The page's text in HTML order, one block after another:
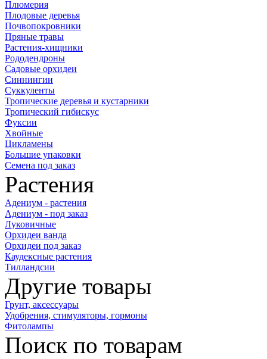
Плюмерия
Плодовые деревья
Почвопокровники
Пряные травы
Растения-хищники
Рододендроны
Садовые орхидеи
Синнингии
Суккуленты
Тропические деревья и кустарники
Тропический гибискус
Фуксии
Хвойные
Цикламены
Большие упаковки
Семена под заказ
Растения
Адениум - растения
Адениум - под заказ
Луковичные
Орхидеи ванда
Орхидеи под заказ
Каудексные растения
Тилландсии
Другие товары
Грунт, аксессуары
Удобрения, стимуляторы, гормоны
Фитолампы
Поиск по товарам